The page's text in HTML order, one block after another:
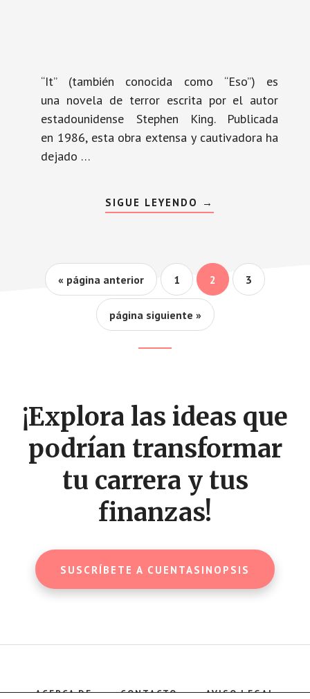
“It” (también conocida como “Eso”) es
una novela de terror escrita por el autor
estadounidense Stephen King. Publicada
en 1986, esta obra extensa y cautivadora ha
dejado …
SIGUE LEYENDO ACERCA
DE
→
« Ir
a
página anterior Página
1 Página
2 Página
3
Ir
a
página siguiente »
¡Explora las ideas que
podrían transformar
tu carrera y tus
finanzas!
SUSCRÍBETE A CUENTASINOPSIS
ACERCA DE CONTACTO AVISO LEGAL